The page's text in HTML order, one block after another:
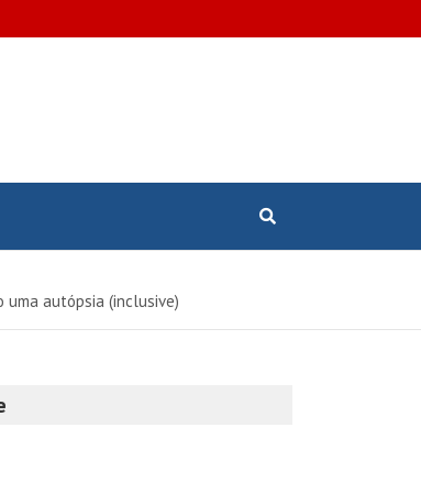
uma autópsia (inclusive)